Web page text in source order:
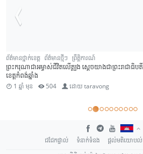
ានថ្មីៗ ព្រឹត្តិការណ៍
ជីវិតលើត្បូង ស្តេចយាងជាព្រះរាជាធិបតី ព្រះរាជពិធីច្រត់ព្រះ
ដោយ taravong
ជជែកផ្ទាល់ ទំនាក់ទំនង ផ្តល់មតិយោបល់